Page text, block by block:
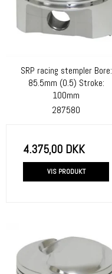
SRP racing stempler Bore:
85.5mm (0.5) Stroke:
100mm
287580
4.375,00 DKK
VIS PRODUKT